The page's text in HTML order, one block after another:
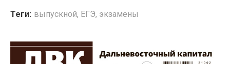
Теги: выпускной, ЕГЭ, экзамены